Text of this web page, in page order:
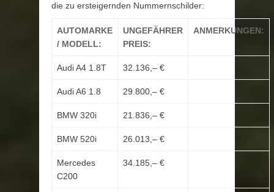
die zu ersteigernden Nummernschilder:
AUTOMARKE
/ MODELL:
UNGEFÄHRER
PREIS:
ANMERKUNGEN:
Audi A4 1.8T 32.136,– €
Audi A6 1.8 29.800,– €
BMW 320i 21.836,– €
BMW 520i 26.013,– €
Mercedes
C200
34.185,– €